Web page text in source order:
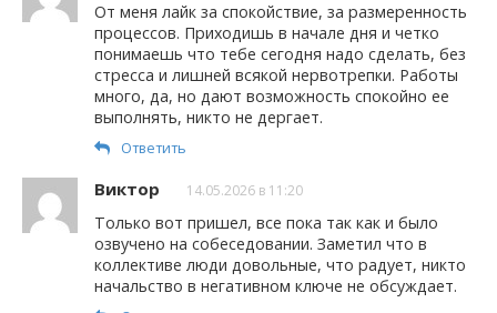
От меня лайк за спокойствие, за размеренность
процессов. Приходишь в начале дня и четко
понимаешь что тебе сегодня надо сделать, без
стресса и лишней всякой нервотрепки. Работы
много, да, но дают возможность спокойно ее
выполнять, никто не дергает.
Ответить
Виктор 14.05.2026 в 11:20
Только вот пришел, все пока так как и было
озвучено на собеседовании. Заметил что в
коллективе люди довольные, что радует, никто
начальство в негативном ключе не обсуждает.